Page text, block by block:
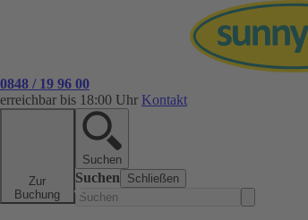
0848 / 19 96 00
erreichbar bis 18:00 Uhr Kontakt
Zur
Buchung
Suchen
Suchen Schließen